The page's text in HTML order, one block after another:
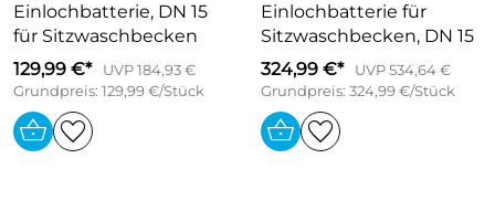
Einlochbatterie, DN 15
für Sitzwaschbecken
129,99 €*
UVP 184,93 €
Grundpreis: 129,99 €/Stück
Einlochbatterie für
Sitzwaschbecken, DN 15
324,99 €*
UVP 534,64 €
Grundpreis: 324,99 €/Stück